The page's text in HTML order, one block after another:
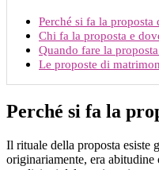
Perché si fa la
Chi fa la proposta e
Quando fare la
Le proposte di
Perché si fa la
Il rituale della proposta esiste
originariamente, era